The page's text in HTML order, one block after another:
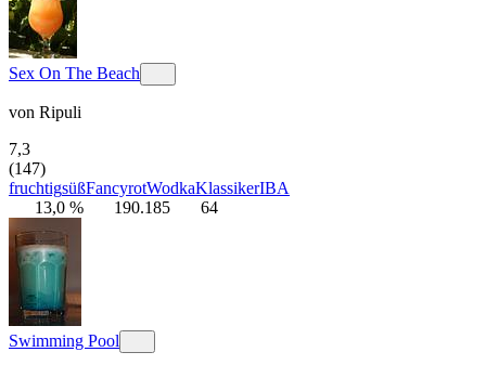
Sex On The Beach
von Ripuli
7,3
(147)
fruchtigsüßFancyrotWodkaKlassikerIBA
13,0 %
190.185 64
Swimming Pool